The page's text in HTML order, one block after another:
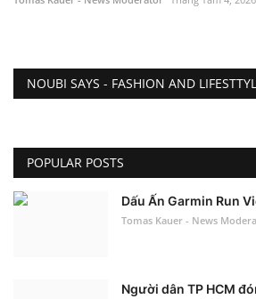
NOUBI SAYS - FASHION AND
POPULAR POSTS
Dấu Ấn Garmin Run
Tomas Kauer - News
Người dân TP HCM